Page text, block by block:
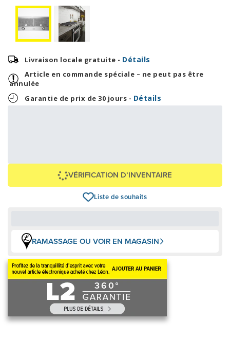
Livraison locale gratuite - Détails
Article en commande spéciale – ne peut pas être
annulée
Garantie de prix de 30 jours - Détails
VÉRIFICATION D’INVENTAIRE
Liste de souhaits
RAMASSAGE OU VOIR EN MAGASIN